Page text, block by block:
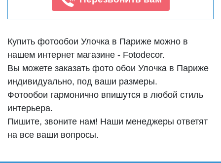
Купить фотообои Улочка в Париже можно в
нашем интернет магазине - Fotodecor.
Вы можете заказать фото обои Улочка в Париже
индивидуально, под ваши размеры.
Фотообои гармонично впишутся в любой стиль
интерьера.
Пишите, звоните нам! Наши менеджеры ответят
на все ваши вопросы.